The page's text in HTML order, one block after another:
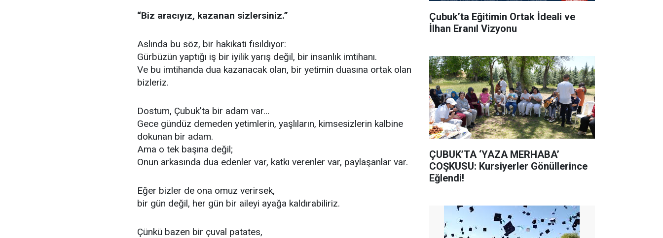
“Biz aracıyız, kazanan sizlersiniz.”
Aslında bu söz, bir hakikati fısıldıyor:
Gürbüzün yaptığı iş bir iyilik yarış değil, bir insanlık imtihanı.
Ve bu imtihanda dua kazanacak olan, bir yetimin duasına ortak olan
bizleriz.
Dostum, Çubuk’ta bir adam var…
Gece gündüz demeden yetimlerin, yaşlıların, kimsesizlerin kalbine
dokunan bir adam.
Ama o tek başına değil;
Onun arkasında dua edenler var, katkı verenler var, paylaşanlar var.
Eğer bizler de ona omuz verirsek,
bir gün değil, her gün bir aileyi ayağa kaldırabiliriz.
Çünkü bazen bir çuval patates,
Çubuk’ta Eğitimin Ortak İdeali ve
İlhan Eranıl Vizyonu
ÇUBUK’TA ‘YAZA MERHABA’
COŞKUSU: Kursiyerler Gönüllerince
Eğlendi!